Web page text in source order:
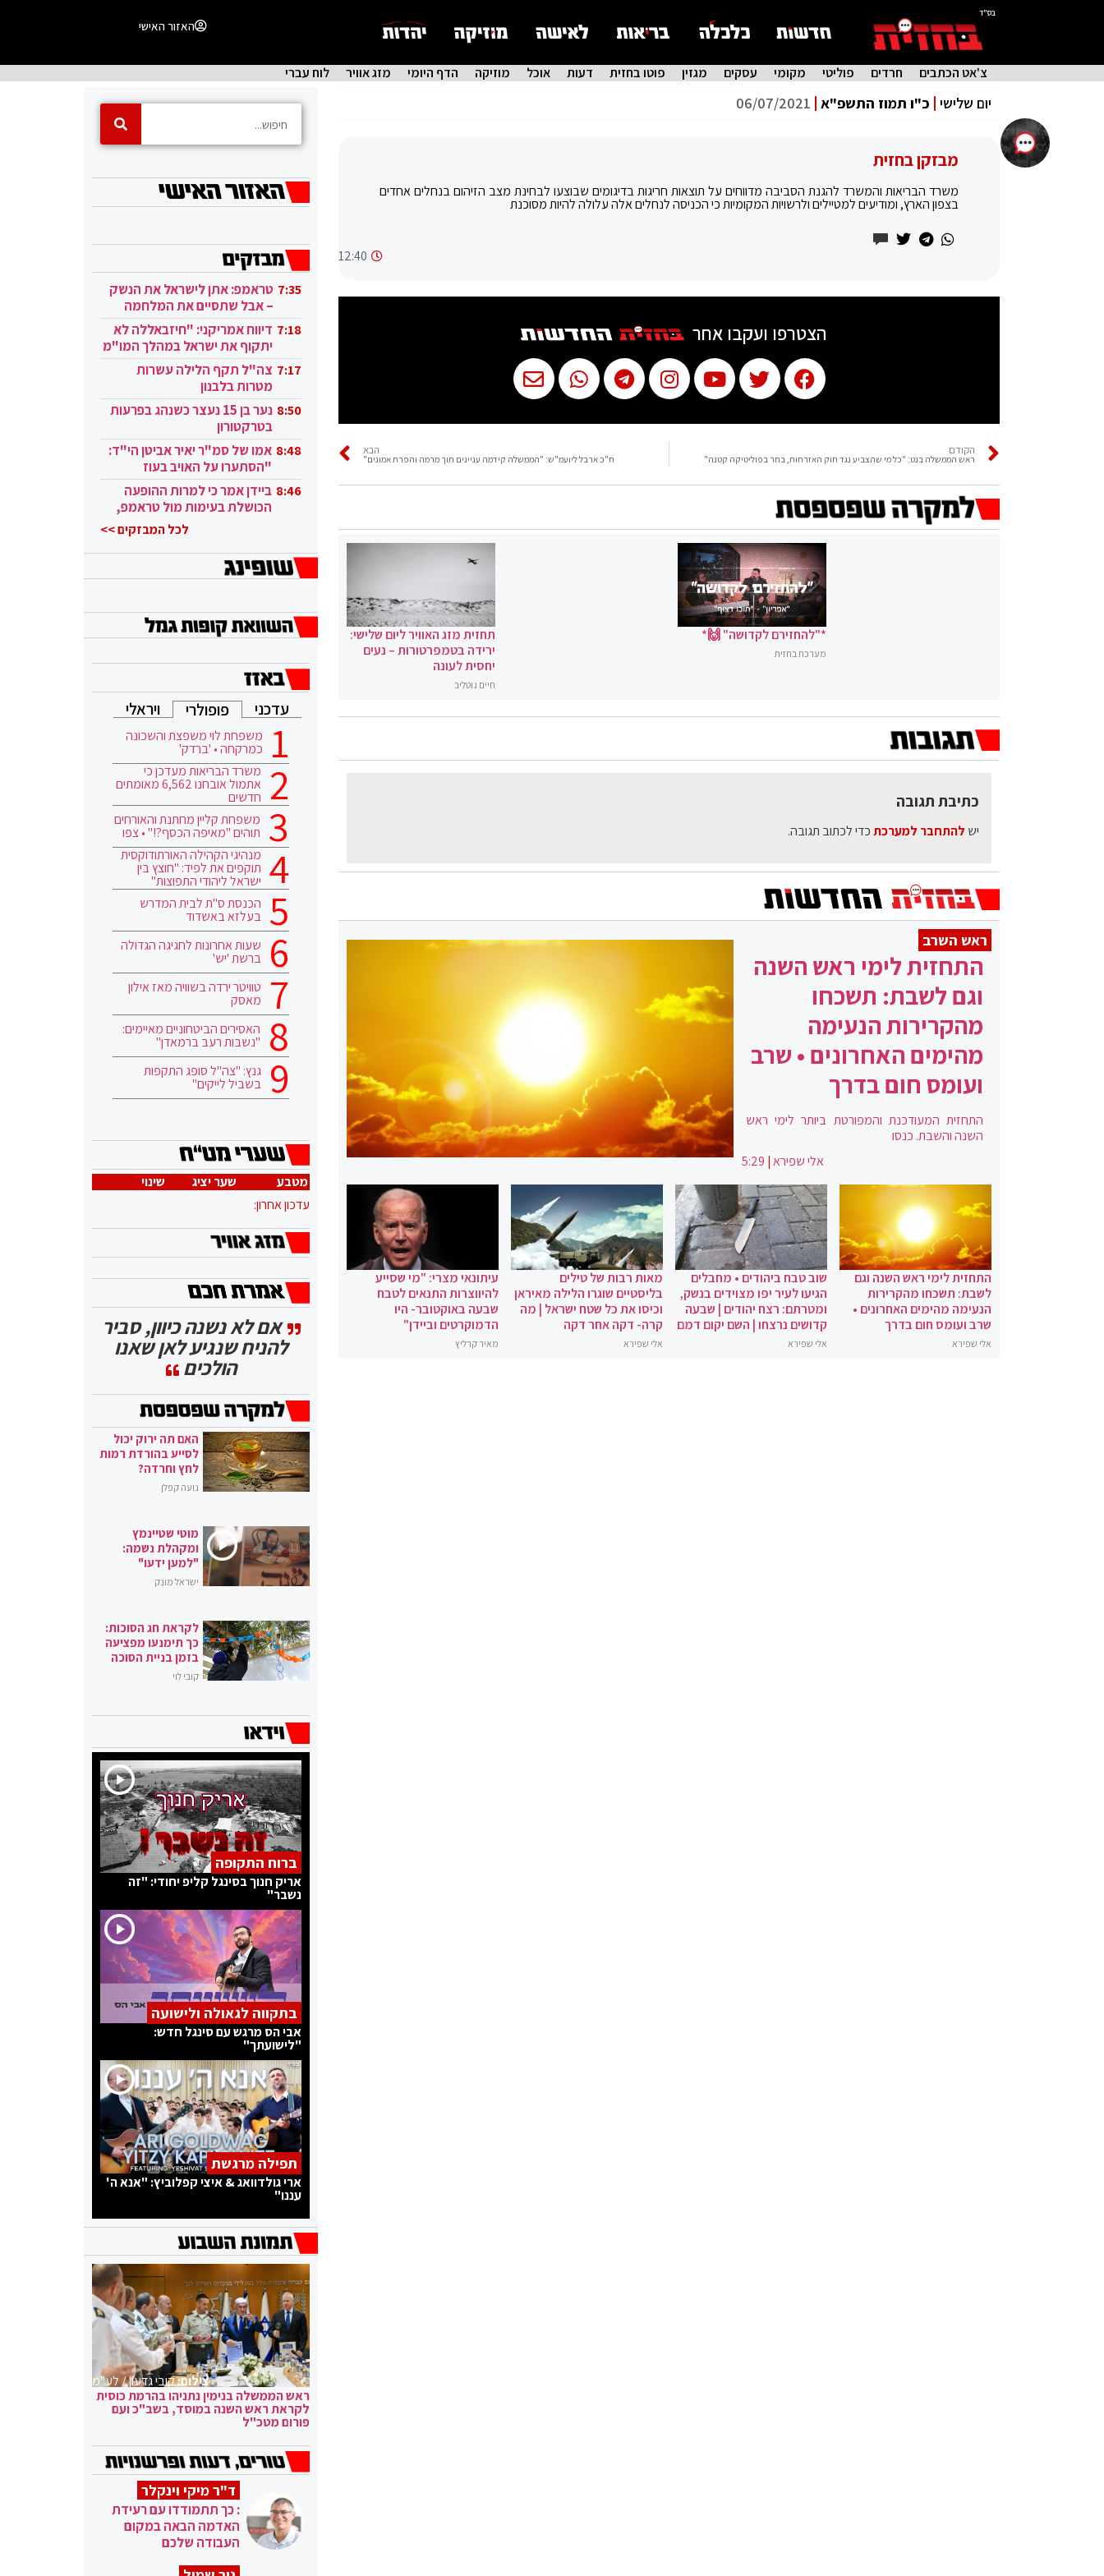
בס"ד
האזור האישי
צ'אט הכתבים חרדים פוליטי מקומי עסקים מגזין פוטו בחזית דעות אוכל מוזיקה הדף היומי מזג אוויר לוח עברי
יום שלישי כ"ו תמוז התשפ"א 06/07/2021
מבזקן בחזית
משרד הבריאות והמשרד להגנת הסביבה מדווחים על תוצאות חריגות בדיגומים שבוצעו לבחינת מצב הזיהום בנחלים אחדים
בצפון הארץ, ומודיעים למטיילים ולרשויות המקומיות כי הכניסה לנחלים אלה עלולה להיות מסוכנת
12:40
הצטרפו ועקבו אחר
הקודם
ראש הממשלה בנט: "כל מי שהצביע נגד חוק האזרחות, בחר בפוליטיקה קטנה"
הבא
ח"כ ארבל ליועמ"ש: "הממשלה קידמה עניינים תוך מרמה והפרת אמונים"
*"להחזירם לקדושה" 🙌*
מערכת בחזית
תחזית מזג האוויר ליום שלישי:
ירידה בטמפרטורות – נעים
יחסית לעונה
חיים גוטליב
כתיבת תגובה
יש להתחבר למערכתכדי לכתוב תגובה.
ראש השרב
התחזית לימי ראש השנה
וגם לשבת: תשכחו
מהקרירות הנעימה
מהימים האחרונים • שרב
ועומס חום בדרך
התחזית המעודכנת והמפורטת ביותר לימי ראש
השנה והשבת. כנסו
אלי שפירא|
5:29
התחזית לימי ראש השנה וגם
לשבת: תשכחו מהקרירות
הנעימה מהימים האחרונים •
שרב ועומס חום בדרך
אלי שפירא
שוב טבח ביהודים • מחבלים
הגיעו לעיר יפו מצוידים בנשק,
ומטרתם: רצח יהודים | שבעה
קדושים נרצחו | השם יקום דמם
אלי שפירא
מאות רבות של טילים
בליסטיים שוגרו הלילה מאיראן
וכיסו את כל שטח ישראל | מה
קרה- דקה אחר דקה
אלי שפירא
עיתונאי מצרי: "מי שסייע
להיווצרות התנאים לטבח
שבעה באוקטובר- היו
הדמוקרטים וביידן"
מאיר קרליץ
7:35 טראמפ: אתן לישראל את הנשק
– אבל שתסיים את המלחמה
בעזה 7:18 דיווח אמריקני: "חיזבאללה לא
יתקוף את ישראל במהלך המו"מ
בקטאר" 7:17 צה"ל תקף הלילה עשרות
מטרות בלבנון
8:50
נער בן 15 נעצר כשנהג בפרעות
בטרקטורון
8:48 אמו של סמ"ר יאיר אביטן הי"ד:
"הסתערו על האויב בעוז
ובגבורה" 8:46 ביידן אמר כי למרות ההופעה
הכושלת בעימות מול טראמפ,
לכל המבזקים >>
עדכני פופולרי ויראלי
משפחת לוי משפצת והשכונה
כמרקחה • 'ברדק'
משרד הבריאות מעדכן כי
אתמול אובחנו 6,562 מאומתים
חדשים
משפחת קליין מחתנת והאורחים
תוהים "מאיפה הכסף?!" • צפו
מנהיגי הקהילה האורתודוקסית
תוקפים את לפיד: "חוצץ בין
ישראל ליהודי התפוצות"
הכנסת ס"ת לבית המדרש
בעלזא באשדוד
שעות אחרונות לחגיגה הגדולה
ברשת 'יש'
טוויטר ירדה בשוויה מאז אילון
מאסק
האסירים הביטחוניים מאיימים:
"נשבות רעב ברמאדן"
גנץ: "צה"ל סופג התקפות
בשביל לייקים"
מטבע שער יציג
שינוי
עדכון אחרון:
אם לא נשנה כיוון, סביר
להניח שנגיע לאן שאנו
הולכים
האם תה ירוק יכול
לסייע בהורדת רמות
לחץ וחרדה?
נועה קפלן
מוטי שטיינמץ
ומקהלת נשמה:
"למען ידעו"
ישראל מונק
לקראת חג הסוכות:
כך תימנעו מפציעה
בזמן בניית הסוכה
קובי לוי
ברוח התקופה
אריק חנוך בסינגל קליפ יחודי: "זה
נשבר"
בתקווה לגאולה ולישועה
אבי הס מרגש עם סינגל חדש:
"לישועתך"
תפילה מרגשת
ארי גולדוואג & איצי קפלוביץ: "אנא ה'
עננו"
צילום:קובי גדעון / לע"מ
ראש הממשלה בנימין נתניהו בהרמת כוסית
לקראת ראש השנה במוסד, בשב"כ ועם
פורום מטכ"ל
ד"ר מיקי וינקלר
: כך תתמודדו עם רעידת
האדמה הבאה במקום
העבודה שלכם